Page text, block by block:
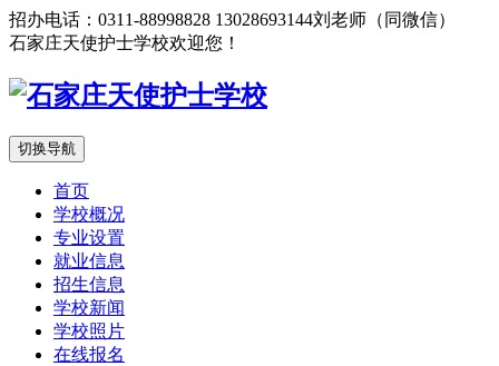
招办电话：0311-88998828 13028693144刘老师（同微信）
石家庄天使护士学校欢迎您！
切换导航
首页
学校概况
专业设置
就业信息
招生信息
学校新闻
学校照片
在线报名